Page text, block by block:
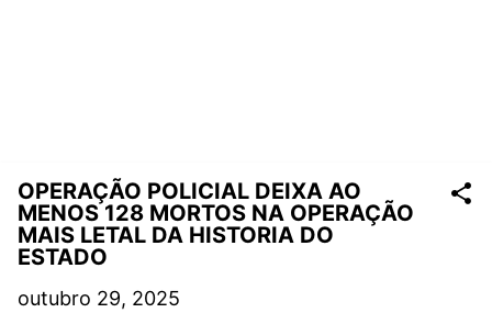
OPERAÇÃO POLICIAL DEIXA AO
MENOS 128 MORTOS NA OPERAÇÃO
MAIS LETAL DA HISTORIA DO
ESTADO
outubro 29, 2025